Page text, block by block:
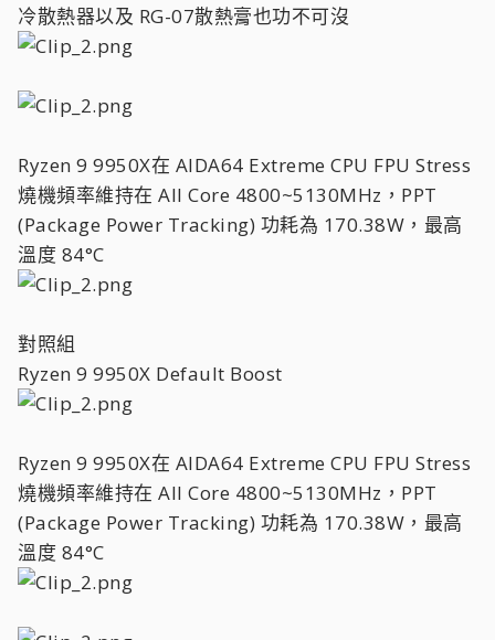
冷散熱器以及 RG-07散熱膏也功不可沒
Ryzen 9 9950X在 AIDA64 Extreme CPU FPU Stress
燒機頻率維持在 All Core 4800~5130MHz，PPT
(Package Power Tracking) 功耗為 170.38W，最高
溫度 84°C
對照組
Ryzen 9 9950X Default Boost
Ryzen 9 9950X在 AIDA64 Extreme CPU FPU Stress
燒機頻率維持在 All Core 4800~5130MHz，PPT
(Package Power Tracking) 功耗為 170.38W，最高
溫度 84°C